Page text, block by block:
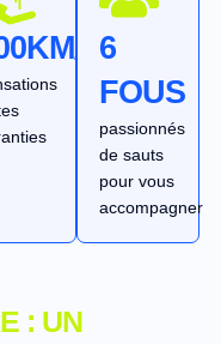
H6
FOUS
passionnés
de sauts
pour vous
accompagner
: UN